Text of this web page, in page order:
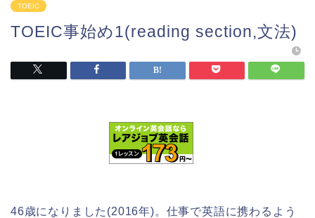
TOEIC
TOEIC事始め1(reading section,文法)
46歳になりました(2016年)。仕事で英語に携わるよう